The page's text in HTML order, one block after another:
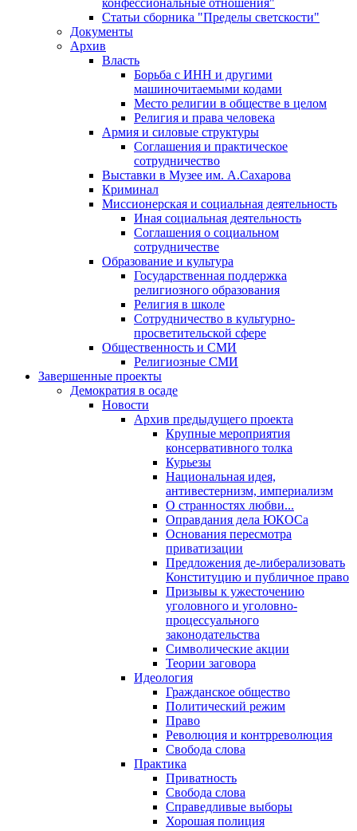
конфессиональные отношения"
Статьи сборника "Пределы светскости"
Документы
Архив
Власть
Борьба с ИНН и другими
машиночитаемыми кодами
Место религии в обществе в целом
Религия и права человека
Армия и силовые структуры
Соглашения и практическое
сотрудничество
Выставки в Музее им. А.Сахарова
Криминал
Миссионерская и социальная деятельность
Иная социальная деятельность
Соглашения о социальном
сотрудничестве
Образование и культура
Государственная поддержка
религиозного образования
Религия в школе
Сотрудничество в культурно-
просветительской сфере
Общественность и СМИ
Религиозные СМИ
Завершенные проекты
Демократия в осаде
Новости
Архив предыдущего проекта
Крупные мероприятия
консервативного толка
Курьезы
Национальная идея,
антивестернизм, империализм
О странностях любви...
Оправдания дела ЮКОСа
Основания пересмотра
приватизации
Предложения де-либерализовать
Конституцию и публичное право
Призывы к ужесточению
уголовного и уголовно-
процессуального
законодательства
Символические акции
Теории заговора
Идеология
Гражданское общество
Политический режим
Право
Революция и контрреволюция
Свобода слова
Практика
Приватность
Свобода слова
Справедливые выборы
Хорошая полиция